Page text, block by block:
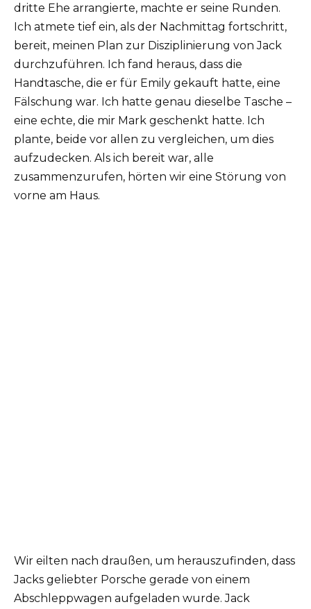
dritte Ehe arrangierte, machte er seine Runden.
Ich atmete tief ein, als der Nachmittag fortschritt,
bereit, meinen Plan zur Disziplinierung von Jack
durchzuführen. Ich fand heraus, dass die
Handtasche, die er für Emily gekauft hatte, eine
Fälschung war. Ich hatte genau dieselbe Tasche –
eine echte, die mir Mark geschenkt hatte. Ich
plante, beide vor allen zu vergleichen, um dies
aufzudecken. Als ich bereit war, alle
zusammenzurufen, hörten wir eine Störung von
vorne am Haus.
Wir eilten nach draußen, um herauszufinden, dass
Jacks geliebter Porsche gerade von einem
Abschleppwagen aufgeladen wurde. Jack